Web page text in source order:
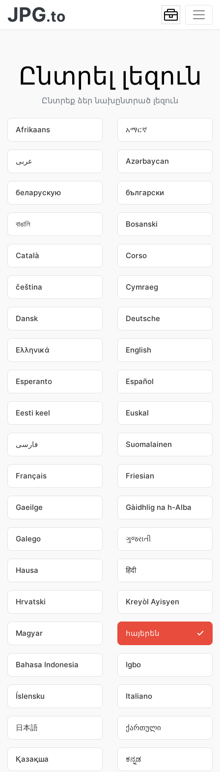
JPG.to
Ընտրել լեզուն
Ընտրեք ձեր նախընտրած լեզուն
Afrikaans አማርኛ
عربى Azərbaycan
беларускую български
বাঙালি Bosanski
Català Corso
čeština Cymraeg
Dansk Deutsche
Ελληνικά English
Esperanto Español
Eesti keel Euskal
فارسی Suomalainen
Français Friesian
Gaeilge Gàidhlig na h-Alba
Galego ગુજરાતી
Hausa हिंदी
Hrvatski Kreyòl Ayisyen
Magyar հայերեն
Bahasa Indonesia Igbo
Íslensku Italiano
日本語 ქართული
Қазақша ಕನ್ನಡ